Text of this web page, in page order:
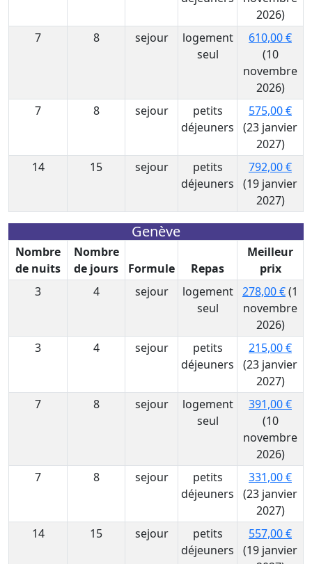
2026)
7
8 sejour
logement
seul
610,00 €
(10
novembre
2026)
7
8 sejour
petits
déjeuners
575,00 €
(23 janvier
2027)
14
15 sejour
petits
déjeuners
792,00 €
(19 janvier
2027)
Genève
Nombre
de nuits
Nombre
de jours
Formule Repas
Meilleur
prix
3
4 sejour
logement
seul
278,00 €(1
novembre
2026)
3
4 sejour
petits
déjeuners
215,00 €
(23 janvier
2027)
7
8 sejour
logement
seul
391,00 €
(10
novembre
2026)
7
8 sejour
petits
déjeuners
331,00 €
(23 janvier
2027)
14
15 sejour
petits
déjeuners
557,00 €
(19 janvier